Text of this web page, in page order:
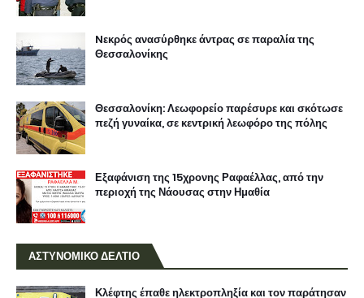
Nεκρός ανασύρθηκε άντρας σε παραλία της
Θεσσαλονίκης
Θεσσαλονίκη: Λεωφορείο παρέσυρε και σκότωσε
πεζή γυναίκα, σε κεντρική λεωφόρο της πόλης
Εξαφάνιση της 15χρονης Ραφαέλλας, από την
περιοχή της Νάουσας στην Ημαθία
ΑΣΤΥΝΟΜΙΚΟ ΔΕΛΤΙΟ
Κλέφτης έπαθε ηλεκτροπληξία και τον παράτησαν